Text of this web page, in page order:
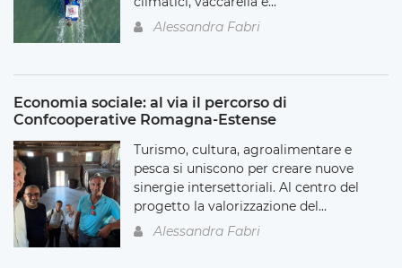
Alessandra Fabri
Economia sociale: al via il percorso di
Confcooperative Romagna-Estense
Turismo, cultura, agroalimentare e
pesca si uniscono per creare nuove
sinergie intersettoriali. Al centro del
progetto la valorizzazione del...
Alessandra Fabri